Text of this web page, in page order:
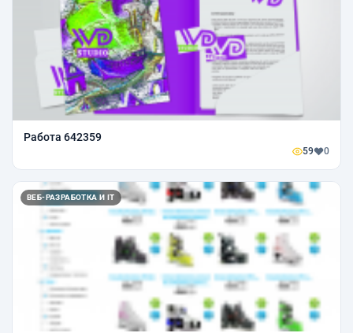
Работа 642359
59 0
ВЕБ-РАЗРАБОТКА И IT